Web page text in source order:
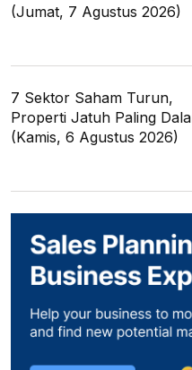
(Jumat, 7 Agustus 2026)
7 Sektor Saham Turun,
Properti Jatuh Paling
(Kamis, 6 Agustus 2026)